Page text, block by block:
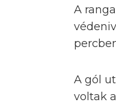
A
A gól
voltak